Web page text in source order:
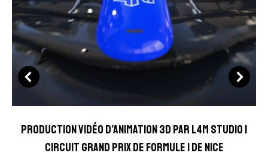
Production vidéo d’animation 3D par L4M Studio |
Circuit Grand Prix de Formule 1 de Nice